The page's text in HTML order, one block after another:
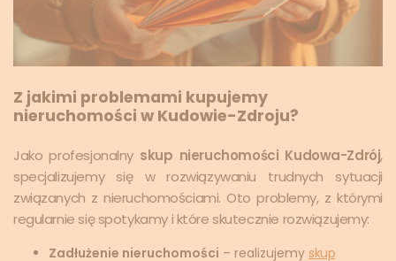
Z jakimi problemami kupujemy
nieruchomości w Kudowie-Zdroju?
Jako profesjonalny skup nieruchomości Kudowa-Zdrój,
specjalizujemy się w rozwiązywaniu trudnych sytuacji
związanych z nieruchomościami. Oto problemy, z którymi
regularnie się spotykamy i które skutecznie rozwiązujemy:
Zadłużenie nieruchomości – realizujemy skup